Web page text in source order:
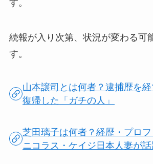
す。
続報が入り次第、状況が変わる可
す。
山本譲司とは何者？逮捕歴を
復帰した「ガチの人」
芝田璃子は何者？経歴・プロフ
ニコラス・ケイジ日本人妻が話